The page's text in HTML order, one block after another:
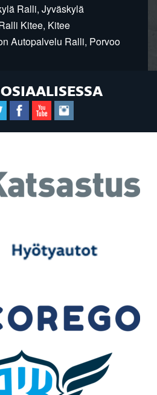
Ralli, Jyväskylä
Kitee, Kitee
Autopalvelu Ralli, Porvoo